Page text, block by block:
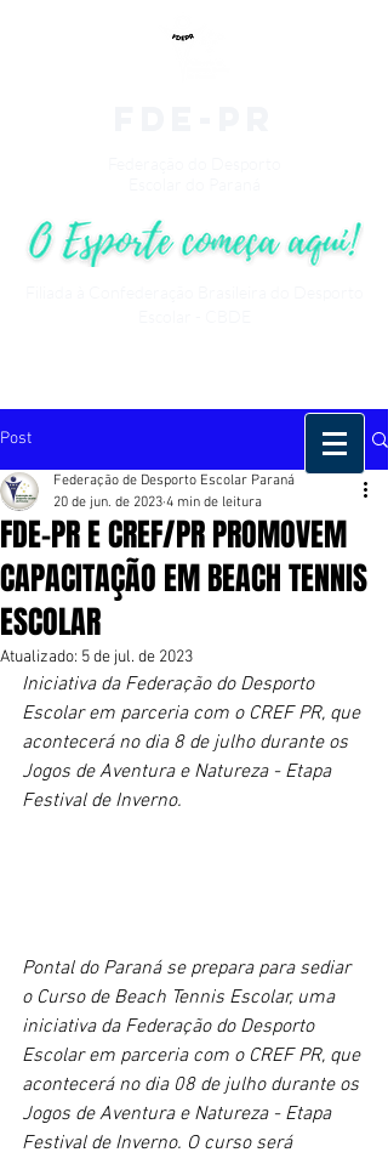
Post
FDE-PR E CREF/PR PROMOVEM
CAPACITAÇÃO EM BEACH TENNIS
ESCOLAR
Federação de Desporto Escolar Paraná
20 de jun. de 2023 4 min de leitura
Atualizado: 5 de jul. de 2023
Iniciativa da Federação do Desporto
Escolar em parceria com o CREF PR, que
acontecerá no dia 8 de julho durante os
Jogos de Aventura e Natureza - Etapa
Festival de Inverno.
Pontal do Paraná se prepara para sediar
o Curso de Beach Tennis Escolar, uma
iniciativa da Federação do Desporto
Escolar em parceria com o CREF PR, que
acontecerá no dia 08 de julho durante os
Jogos de Aventura e Natureza - Etapa
Festival de Inverno. O curso será